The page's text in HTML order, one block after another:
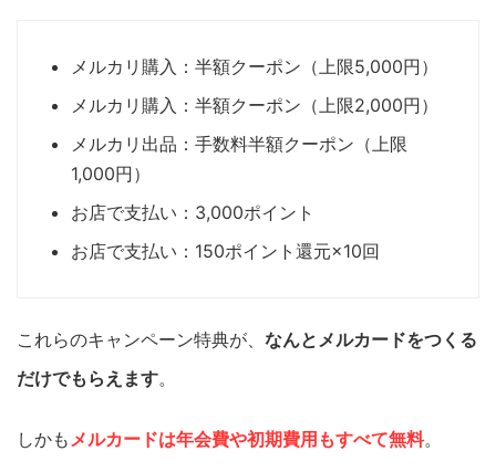
メルカリ購入：半額クーポン（上限5,000円）
メルカリ購入：半額クーポン（上限2,000円）
メルカリ出品：手数料半額クーポン（上限
1,000円）
お店で支払い：3,000ポイント
お店で支払い：150ポイント還元×10回
これらのキャンペーン特典が、 なんとメルカードをつくる
だけでもらえます。
しかもメルカードは年会費や初期費用もすべて無料。